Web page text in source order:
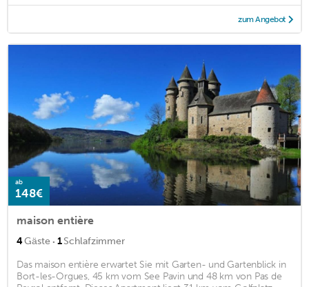
zum Angebot
ab
148€
maison entière
4Gäste · 1Schlafzimmer
Das maison entière erwartet Sie mit Garten- und Gartenblick in
Bort-les-Orgues, 45 km vom See Pavin und 48 km von Pas de